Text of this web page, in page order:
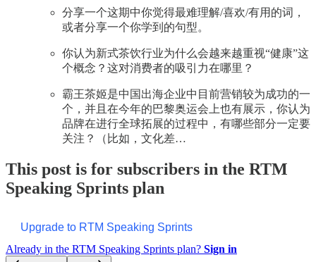
分享一个这期中你觉得最难理解/喜欢/有用的词，
或者分享一个你学到的句型。
你认为新式茶饮行业为什么会越来越重视“健康”这
个概念？这对消费者的吸引力在哪里？
霸王茶姬是中国出海企业中目前营销较为成功的一
个，并且在今年的巴黎奥运会上也有展示，你认为
品牌在进行全球拓展的过程中，有哪些部分一定要
关注？（比如，文化差…
This post is for subscribers in the RTM
Speaking Sprints plan
Upgrade to RTM Speaking Sprints
Already in the RTM Speaking Sprints plan? Sign in